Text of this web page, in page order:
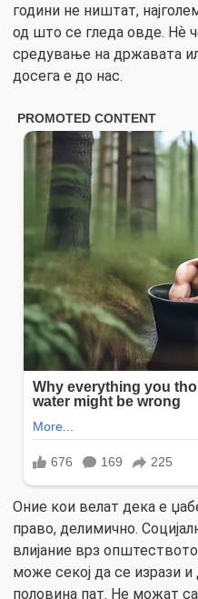
години не ништат,
од што се гледа овде. Нѐ
средување на државата
досега е до нас.
Оние кои велат дека е
право, делимично.
влијание врз
може секој да се изрази
половина пат. Не можат